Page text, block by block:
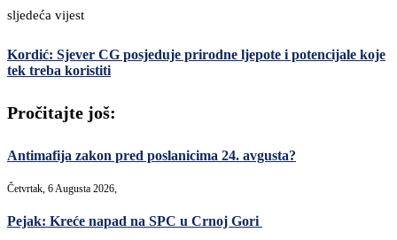
sljedeća vijest
Kordić: Sjever CG posjeduje prirodne ljepote i potencijale koje
tek treba koristiti
Pročitajte još:
Antimafija zakon pred poslanicima 24. avgusta?
Četvrtak, 6 Augusta 2026,
Pejak: Kreće napad na SPC u Crnoj Gori